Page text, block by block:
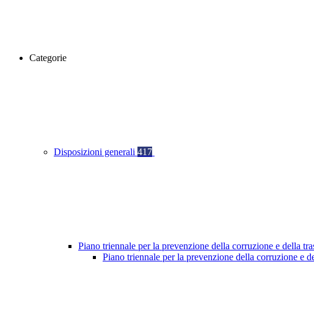
Categorie
Disposizioni generali 417
Piano triennale per la prevenzione della corruzione e della
Piano triennale per la prevenzione della corruzione e